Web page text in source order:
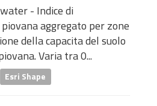
- Indice di
aggregato per zone
della capacita del suolo
Varia tra 0...
Esri Shape